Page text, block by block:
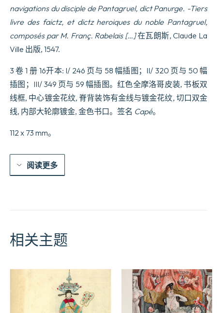
navigations du disciple de Pantagruel, dict Panurge. -Tiers
livre des faictz, et dictz heroiques du noble Pantagruel,
composés par M. Franç. Rabelais […]在瓦朗斯, Claude La
Ville 出版, 1547.
3 卷 1 册 16开本: I/ 246 页与 58 幅插图；II/ 320 页与 50 幅
插图；III/ 349 页与 59 幅插图。红色全摩洛哥皮装, 书板双
线框, 中心镀金花纹, 脊背装饰有金线与镀金花纹, 切口双金
线, 内部大轮廓镀金, 金色书口。签名 Capé。
112 x 73 mm。
阅读更多
相关主题